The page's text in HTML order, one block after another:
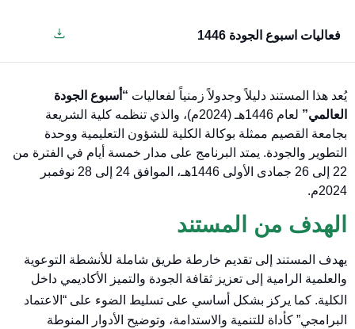
فعاليات اسبوع الجودة 1446
يُعد هذا المستند دليلاً وجدولاً زمنياً لفعاليات “أسبوع الجودة
العالمي”
لعام 1446هـ (2024م)، والذي تنظمه كلية الشريعة
بجامعة القصيم ممثلة بوكالة الكلية للشؤون التعليمية ووحدة
التطوير والجودة. يمتد البرنامج على مدار خمسة أيام في الفترة من
22 إلى 26 جمادى الأولى 1446هـ، الموافق 24 إلى 28 نوفمبر
2024م.
الهدف من المستند
يهدف المستند إلى تقديم خارطة طريق شاملة للأنشطة التوعوية
والعلمية الرامية إلى تعزيز ثقافة الجودة والتميز الأكاديمي داخل
الكلية. كما يركز بشكل أساسي على تسليط الضوء على “الاعتماد
البرامجي” كأداة للتنمية والاستدامة، وتوضيح الأدوار المنوطة